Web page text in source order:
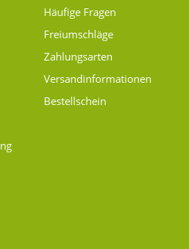
Häufige Fragen
Freiumschläge
Zahlungsarten
Versand­informationen
Bestellschein